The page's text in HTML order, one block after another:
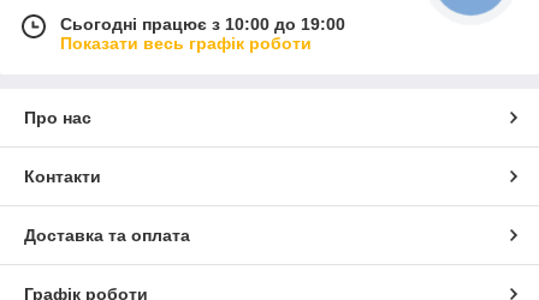
Сьогодні працює з 10:00 до 19:00
Показати весь графік роботи
Про нас
Контакти
Доставка та оплата
Графік роботи